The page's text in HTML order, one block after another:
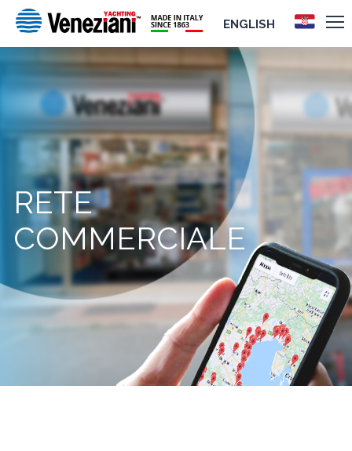
ENGLISH
RETE
COMMERCIALE